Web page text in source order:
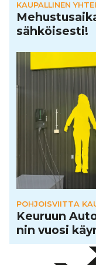
KAUPALLINEN
säh­köi­sesti!
POHJOISVIITTA
Keuruun
nin vuosi